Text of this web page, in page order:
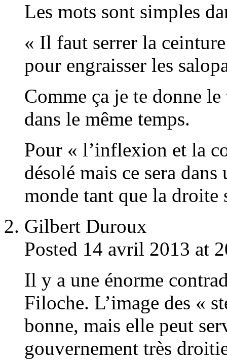
Les mots sont simples
« Il faut serrer la
pour engraisser les
Comme ça je te donne
dans le même temps.
Pour « l’inflexion et la
désolé mais ce sera
monde tant que la droite
Gilbert Duroux
Posted 14 avril 2013 at
Il y a une énorme
Filoche. L’image des «
bonne, mais elle peut
gouvernement très